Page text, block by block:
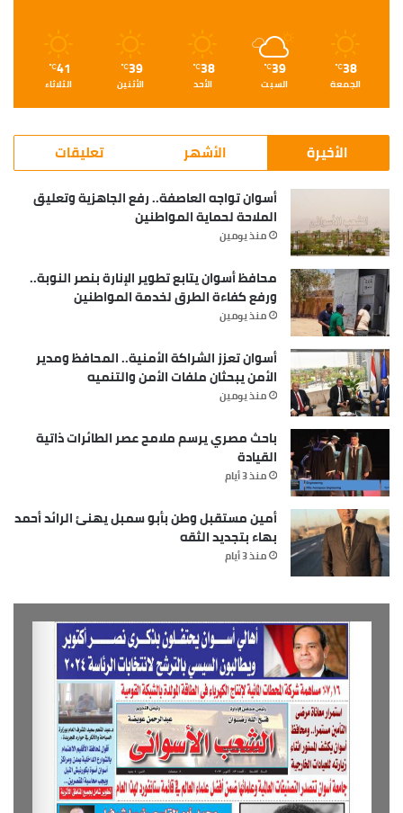
38
℃
الجمعة
39
℃
السبت
38
℃
الأحد
39
℃
الأثنين
41
℃
الثلاثاء
الأخيرة الأشهر تعليقات
أسوان تواجه العاصفة.. رفع الجاهزية وتعليق
الملاحة لحماية المواطنين
منذ يومين
محافظ أسوان يتابع تطوير الإنارة بنصر النوبة..
ورفع كفاءة الطرق لخدمة المواطنين
منذ يومين
أسوان تعزز الشراكة الأمنية.. المحافظ ومدير
الأمن يبحثان ملفات الأمن والتنميه
منذ يومين
باحث مصري يرسم ملامح عصر الطائرات ذاتية
القيادة
منذ 3 أيام
أمين مستقبل وطن بأبو سمبل يهنئ الرائد أحمد
بهاء بتجديد الثقه
منذ 3 أيام